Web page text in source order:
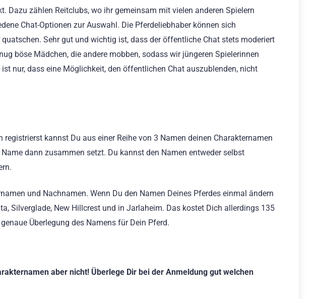
Dazu zählen Reitclubs, wo ihr gemeinsam mit vielen anderen Spielern
Chat-Optionen zur Auswahl. Die Pferdeliebhaber können sich
Sehr gut und wichtig ist, dass der öffentliche Chat stets moderiert
böse Mädchen, die andere mobben, sodass wir jüngeren Spielerinnen
nur, dass eine Möglichkeit, den öffentlichen Chat auszublenden, nicht
kannst Du aus einer Reihe von 3 Namen deinen Charakternamen
dann zusammen setzt. Du kannst den Namen entweder selbst
und Nachnamen. Wenn Du den Namen Deines Pferdes einmal ändern
Silverglade, New Hillcrest und in Jarlaheim. Das kostet Dich allerdings 135
Überlegung des Namens für Dein Pferd.
aber nicht! Überlege Dir bei der Anmeldung gut welchen